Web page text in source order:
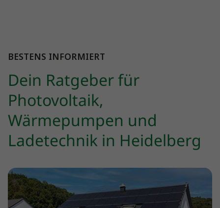
BESTENS INFORMIERT
Dein Ratgeber für
Photovoltaik,
Wärmepumpen und
Ladetechnik in Heidelberg